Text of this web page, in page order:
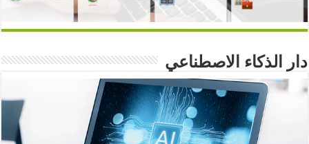
دار الذكاء الاصطناعي